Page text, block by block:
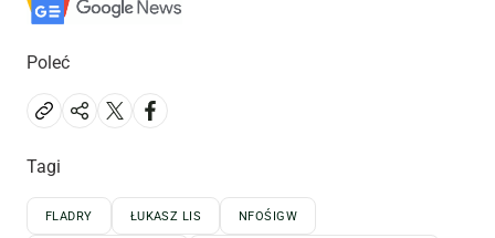
Poleć
Tagi
FLADRY ŁUKASZ LIS NFOŚIGW